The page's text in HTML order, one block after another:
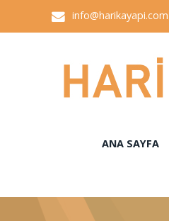
info@harikayapi.com
ANA SAYFA